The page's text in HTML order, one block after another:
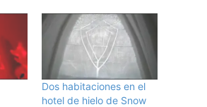
Dos habitaciones en el
hotel de hielo de Snow